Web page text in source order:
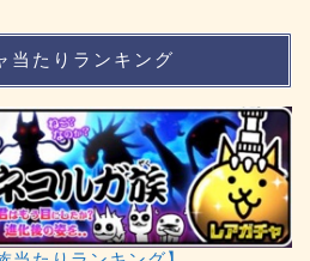
当たりランキング